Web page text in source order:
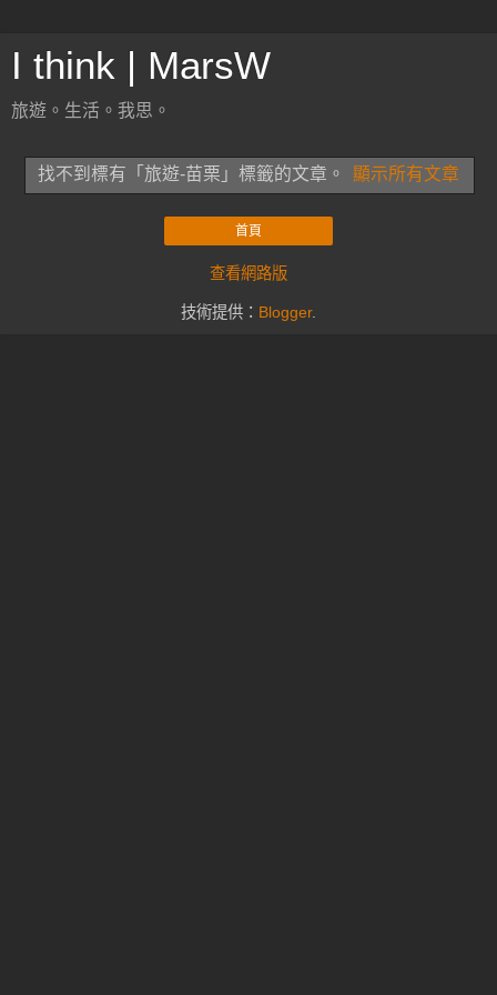
I think | MarsW
旅遊。生活。我思。
找不到標有「旅遊-苗栗」標籤的文章。 顯示所有文章
首頁
查看網路版
技術提供： Blogger.